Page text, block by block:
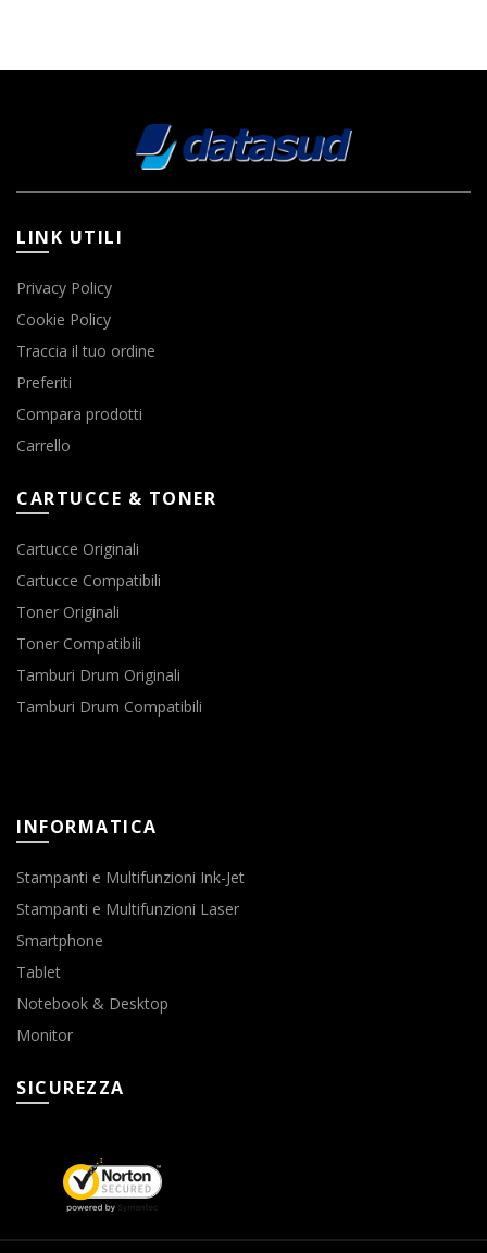
LINK UTILI
Privacy Policy
Cookie Policy
Traccia il tuo ordine
Preferiti
Compara prodotti
Carrello
CARTUCCE & TONER
Cartucce Originali
Cartucce Compatibili
Toner Originali
Toner Compatibili
Tamburi Drum Originali
Tamburi Drum Compatibili
INFORMATICA
Stampanti e Multifunzioni Ink-Jet
Stampanti e Multifunzioni Laser
Smartphone
Tablet
Notebook & Desktop
Monitor
SICUREZZA